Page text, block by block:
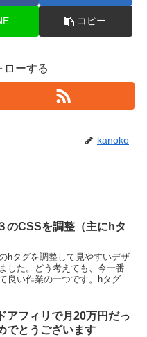
コピー
ローする
kanoko
のCSSを調整（主にhタ
hタグを調整して見やすいデザ
した。どう考えても、今一番
良い作業の一つです。hタグは
っとんだお前は。ですが、も
ったんだか...
アフィリで月20万円だっ
でとうございます